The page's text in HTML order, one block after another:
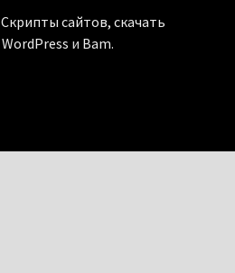
Скрипты сайтов, скачать
WordPress и Bam.